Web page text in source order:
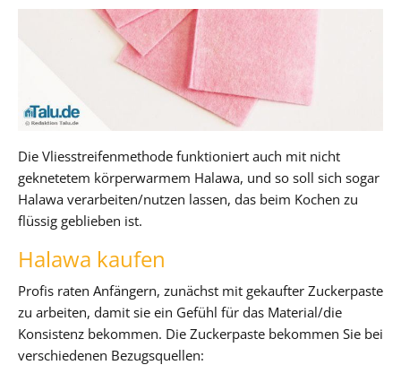
Die Vliesstreifenmethode funktioniert auch mit nicht
geknetetem körperwarmem Halawa, und so soll sich sogar
Halawa verarbeiten/nutzen lassen, das beim Kochen zu
flüssig geblieben ist.
Halawa kaufen
Profis raten Anfängern, zunächst mit gekaufter Zuckerpaste
zu arbeiten, damit sie ein Gefühl für das Material/die
Konsistenz bekommen. Die Zuckerpaste bekommen Sie bei
verschiedenen Bezugsquellen: